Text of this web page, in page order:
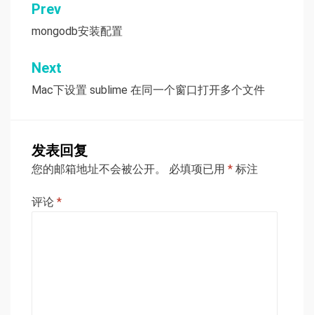
文
章
导
航
Prev
mongodb安装配置
Next
Mac下设置 sublime 在同一个窗口打开多个文件
发表回复
您的邮箱地址不会被公开。 必填项已用 * 标注
评论 *